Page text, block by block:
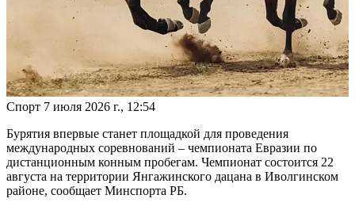
Спорт 7 июля 2026 г., 12:54
Бурятия впервые станет площадкой для проведения
международных соревнований – чемпионата Евразии по
дистанционным конным пробегам. Чемпионат состоится 22
августа на территории Янгажинского дацана в Иволгинском
районе, сообщает Минспорта РБ.